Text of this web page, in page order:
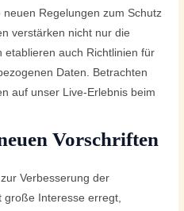
Regelungen zum Schutz
verstärken nicht nur die
etablieren auch Richtlinien für
Daten. Betrachten
auf unser Live-Erlebnis beim
Vorschriften
Verbesserung der
große Interesse erregt,